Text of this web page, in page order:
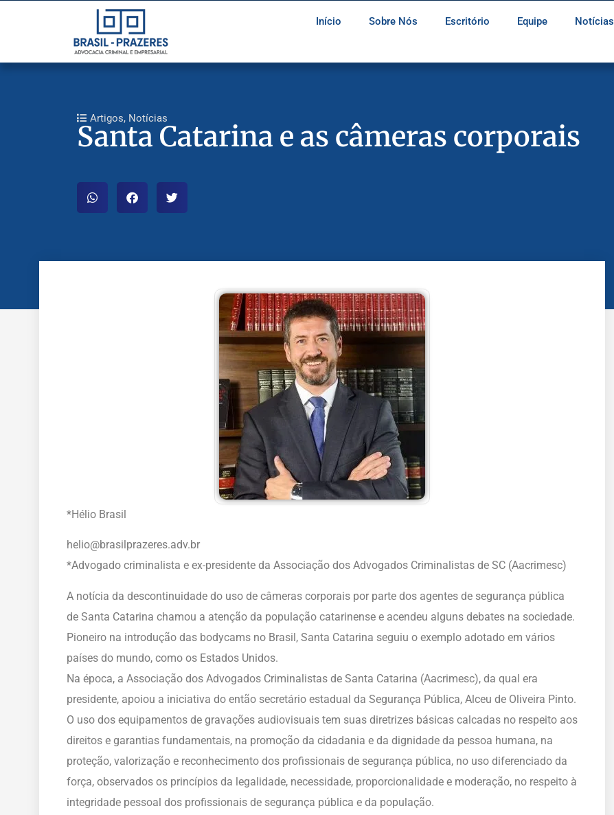
Início Sobre Nós Escritório Equipe Notícias
Artigos, Notícias
Santa Catarina e as câmeras corporais
*Hélio Brasil
helio@brasilprazeres.adv.br
*Advogado criminalista e ex-presidente da Associação dos Advogados Criminalistas de SC (Aacrimesc)
A notícia da descontinuidade do uso de câmeras corporais por parte dos agentes de segurança pública
de Santa Catarina chamou a atenção da população catarinense e acendeu alguns debates na sociedade.
Pioneiro na introdução das bodycams no Brasil, Santa Catarina seguiu o exemplo adotado em vários
países do mundo, como os Estados Unidos.
Na época, a Associação dos Advogados Criminalistas de Santa Catarina (Aacrimesc), da qual era
presidente, apoiou a iniciativa do então secretário estadual da Segurança Pública, Alceu de Oliveira Pinto.
O uso dos equipamentos de gravações audiovisuais tem suas diretrizes básicas calcadas no respeito aos
direitos e garantias fundamentais, na promoção da cidadania e da dignidade da pessoa humana, na
proteção, valorização e reconhecimento dos profissionais de segurança pública, no uso diferenciado da
força, observados os princípios da legalidade, necessidade, proporcionalidade e moderação, no respeito à
integridade pessoal dos profissionais de segurança pública e da população.